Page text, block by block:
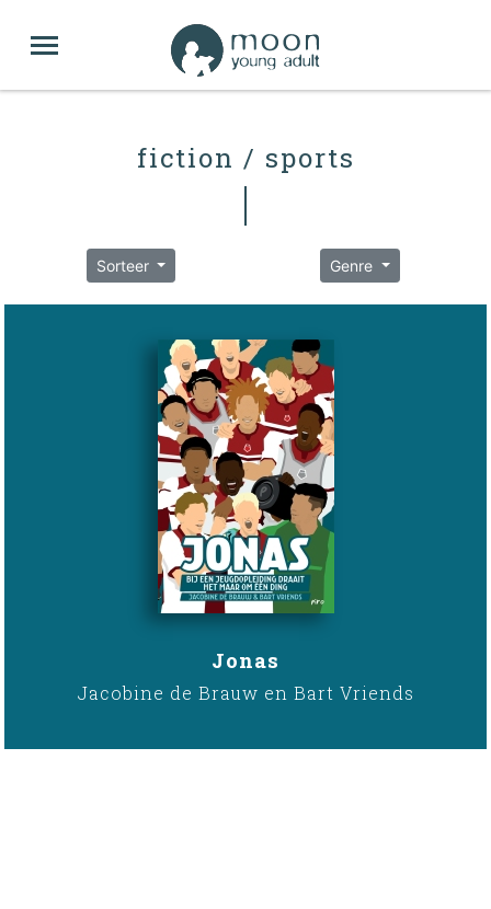
fiction / sports
Sorteer Genre
Jonas
Jacobine de Brauw en Bart Vriends